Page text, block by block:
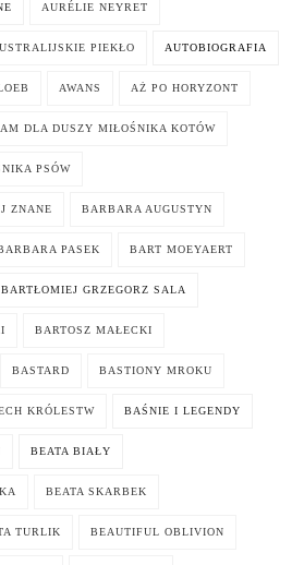
AURÉLIE NEYRET
PIEKŁO AUTOBIOGRAFIA
AWANS AŻ PO HORYZONT
DLA DUSZY MIŁOŚNIKA KOTÓW
PSÓW
ZNANE BARBARA AUGUSTYN
PASEK BART MOEYAERT
BARTŁOMIEJ GRZEGORZ SALA
BARTOSZ MAŁECKI
BASTARD BASTIONY MROKU
KRÓLESTW BAŚNIE I LEGENDY
BEATA BIAŁY
BEATA SKARBEK
TURLIK BEAUTIFUL OBLIVION